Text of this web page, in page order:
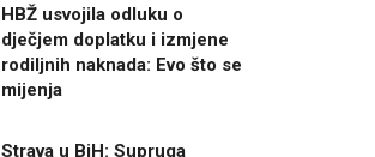
HBŽ usvojila odluku o
dječjem doplatku i izmjene
rodiljnih naknada: Evo što se
mijenja
Strava u BiH: Supruga